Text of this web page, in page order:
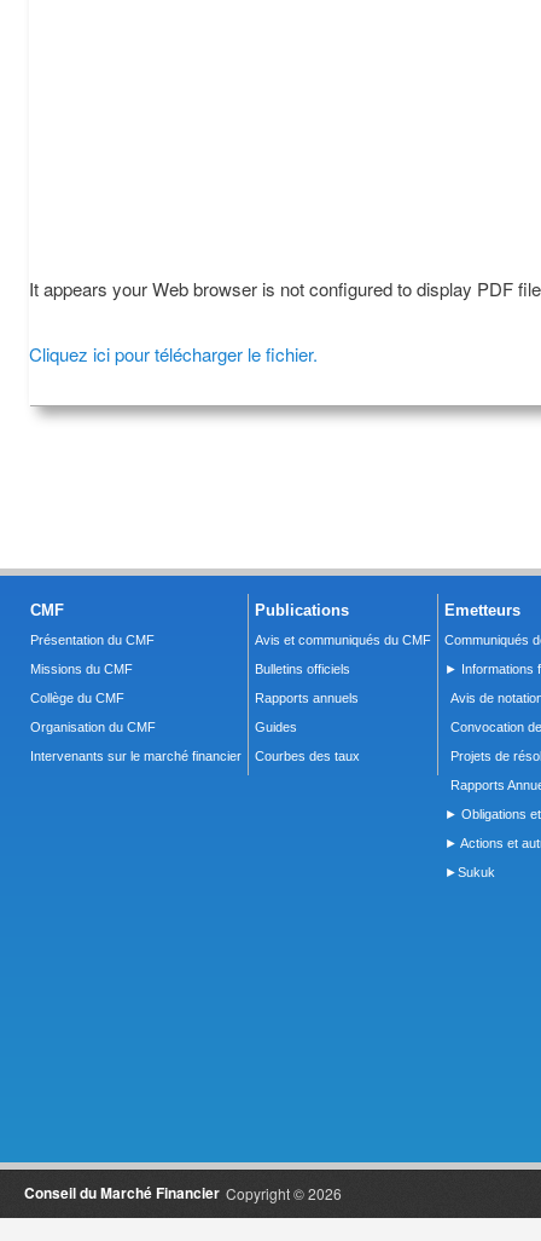
It appears your Web browser is not configured to display PDF
Cliquez ici pour télécharger le fichier.
CMF
Présentation du CMF
Missions du CMF
Collège du CMF
Organisation du CMF
Intervenants sur le marché financier
Publications
Avis et communiqués du CMF
Bulletins officiels
Rapports annuels
Guides
Courbes des taux
Emetteurs
Communiqués
► Informations
Avis de
Convocation
Projets de
Rapports
► Obligations
► Actions et
►Sukuk
Copyright © 2026
Conseil du Marché Financier